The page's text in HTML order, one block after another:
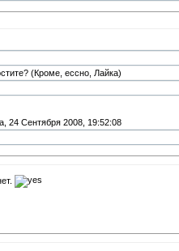
(Кроме, ессно, Лайка)
24 Сентября 2008, 19:52:08